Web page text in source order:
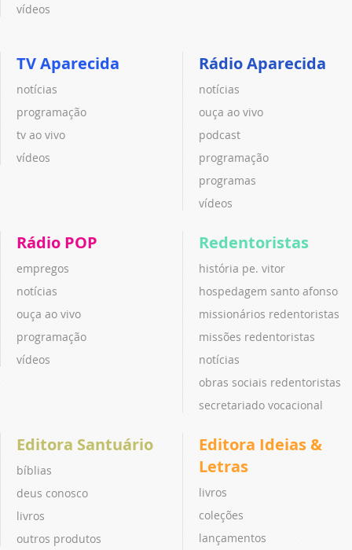
vídeos
TV Aparecida
notícias
programação
tv ao vivo
vídeos
Rádio Aparecida
notícias
ouça ao vivo
podcast
programação
programas
vídeos
Rádio POP
empregos
notícias
ouça ao vivo
programação
vídeos
Redentoristas
história pe. vitor
hospedagem santo afonso
missionários redentoristas
missões redentoristas
notícias
obras sociais redentoristas
secretariado vocacional
Editora Santuário
bíblias
deus conosco
livros
outros produtos
Editora Ideias &
Letras
livros
coleções
lançamentos